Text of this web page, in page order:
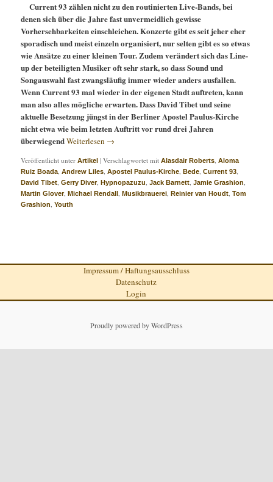
Current 93 zählen nicht zu den routinierten Live-Bands, bei
denen sich über die Jahre fast unvermeidlich gewisse
Vorhersehbarkeiten einschleichen. Konzerte gibt es seit jeher eher
sporadisch und meist einzeln organisiert, nur selten gibt es so etwas
wie Ansätze zu einer kleinen Tour. Zudem verändert sich das Line-
up der beteiligten Musiker oft sehr stark, so dass Sound und
Songauswahl fast zwangsläufig immer wieder anders ausfallen.
Wenn Current 93 mal wieder in der eigenen Stadt auftreten, kann
man also alles mögliche erwarten. Dass David Tibet und seine
aktuelle Besetzung jüngst in der Berliner Apostel Paulus-Kirche
nicht etwa wie beim letzten Auftritt vor rund drei Jahren
überwiegendWeiterlesen →
Veröffentlicht unter Artikel |Verschlagwortet mit Alasdair Roberts,Aloma
Ruiz Boada,Andrew Liles,Apostel Paulus-Kirche,Bede,Current 93,
David Tibet,Gerry Diver,Hypnopazuzu,Jack Barnett,Jamie Grashion,
Martin Glover,Michael Rendall,Musikbrauerei,Reinier van Houdt,Tom
Grashion,Youth
Impressum / Haftungsausschluss
Datenschutz
Login
Proudly powered by WordPress